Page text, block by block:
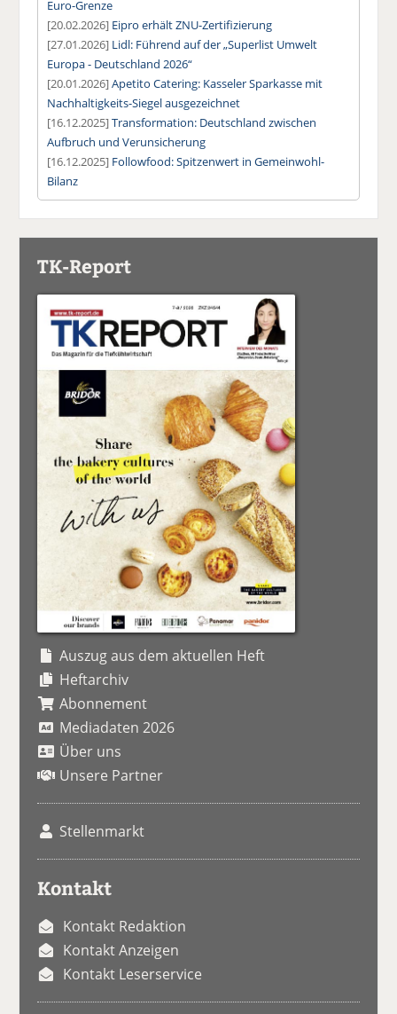
Euro-Grenze
[20.02.2026] Eipro erhält ZNU-Zertifizierung
[27.01.2026] Lidl: Führend auf der „Superlist Umwelt
Europa - Deutschland 2026“
[20.01.2026]Apetito Catering: Kasseler Sparkasse mit
Nachhaltigkeits-Siegel ausgezeichnet
[16.12.2025]Transformation: Deutschland zwischen
Aufbruch und Verunsicherung
[16.12.2025] Followfood: Spitzenwert in Gemeinwohl-
Bilanz
TK-Report
Auszug aus dem aktuellen Heft
Heftarchiv
Abonnement
Mediadaten 2026
Über uns
Unsere Partner
Stellenmarkt
Kontakt
Kontakt Redaktion
Kontakt Anzeigen
Kontakt Leserservice